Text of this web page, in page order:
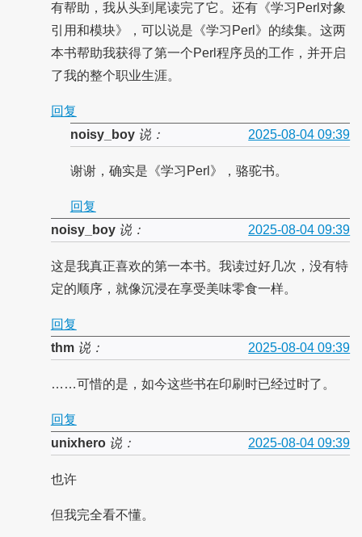
有帮助，我从头到尾读完了它。还有《学习Perl对象
引用和模块》，可以说是《学习Perl》的续集。这两
本书帮助我获得了第一个Perl程序员的工作，并开启
了我的整个职业生涯。
回复
noisy_boy说： 2025-08-04 09:39
谢谢，确实是《学习Perl》，骆驼书。
回复
noisy_boy说： 2025-08-04 09:39
这是我真正喜欢的第一本书。我读过好几次，没有特
定的顺序，就像沉浸在享受美味零食一样。
回复
thm说： 2025-08-04 09:39
……可惜的是，如今这些书在印刷时已经过时了。
回复
unixhero说： 2025-08-04 09:39
也许
但我完全看不懂。